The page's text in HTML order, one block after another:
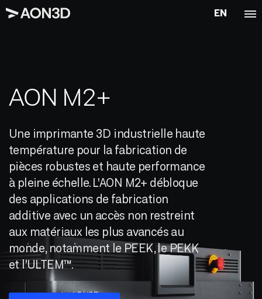
EN
AON M2+
Une imprimante 3D industrielle haute
température pour la fabrication de
pièces robustes et haute performance
à pleine échelle. L'AON M2+ débloque
des applications de fabrication
additive avec un accès non restreint
aux matériaux les plus avancés au
monde, notamment le PEEK, le PEKK
et l'ULTEM™.